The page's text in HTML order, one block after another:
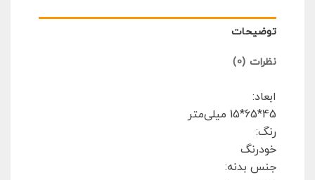
توضیحات
نظرات (0)
ابعاد:
45*65*15 میلی‌متر
رنگ:
خودرنگ
جنس بدنه: